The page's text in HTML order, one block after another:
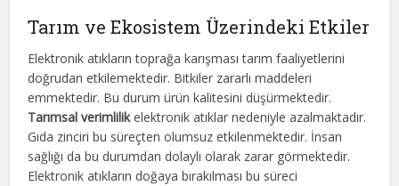
Tarım ve Ekosistem Üzerindeki Etkiler
Elektronik atıkların toprağa karışması tarım faaliyetlerini
doğrudan etkilemektedir. Bitkiler zararlı maddeleri
emmektedir. Bu durum ürün kalitesini düşürmektedir.
Tarımsal verimlilikelektronik atıklar nedeniyle azalmaktadır.
Gıda zinciri bu süreçten olumsuz etkilenmektedir. İnsan
sağlığı da bu durumdan dolaylı olarak zarar görmektedir.
Elektronik atıkların doğaya bırakılması bu süreci